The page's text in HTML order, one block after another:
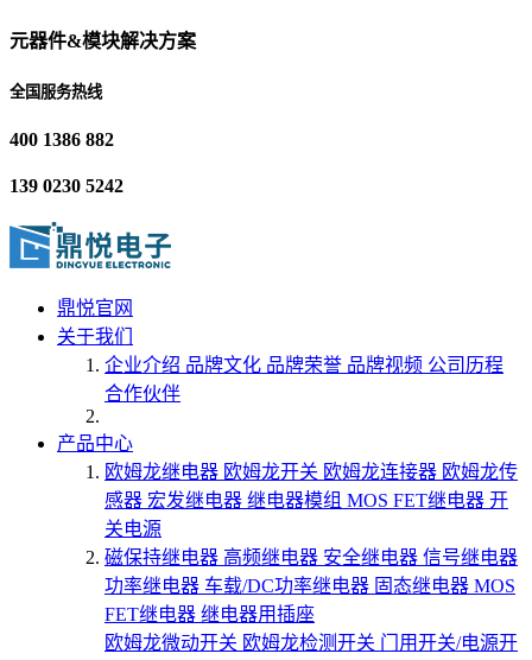
元器件&模块解决方案
全国服务热线
400 1386 882
139 0230 5242
鼎悦官网
关于我们
企业介绍 品牌文化 品牌荣誉 品牌视频 公司历程
合作伙伴
产品中心
欧姆龙继电器 欧姆龙开关 欧姆龙连接器 欧姆龙传
感器 宏发继电器 继电器模组 MOS FET继电器 开
关电源
磁保持继电器 高频继电器 安全继电器 信号继电器
功率继电器 车载/DC功率继电器 固态继电器 MOS
FET继电器 继电器用插座
欧姆龙微动开关 欧姆龙检测开关 门用开关/电源开